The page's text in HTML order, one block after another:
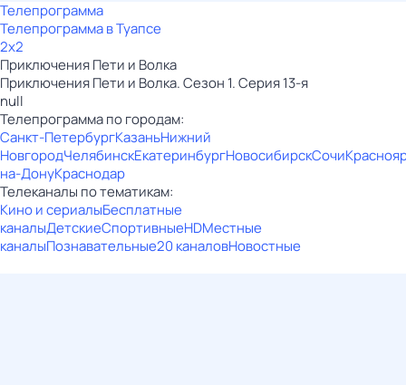
Телепрограмма
Телепрограмма в Туапсе
2x2
Приключения Пети и Волка
Приключения Пети и Волка. Сезон 1. Серия 13-я
null
Телепрограмма по городам:
Санкт-ПетербургКазаньНижний
НовгородЧелябинскЕкатеринбургНовосибирскСочи
на-ДонуКраснодар
Телеканалы по тематикам:
Кино и сериалыБесплатные
каналыДетскиеСпортивныеHDМестные
каналыПознавательные20 каналовНовостные